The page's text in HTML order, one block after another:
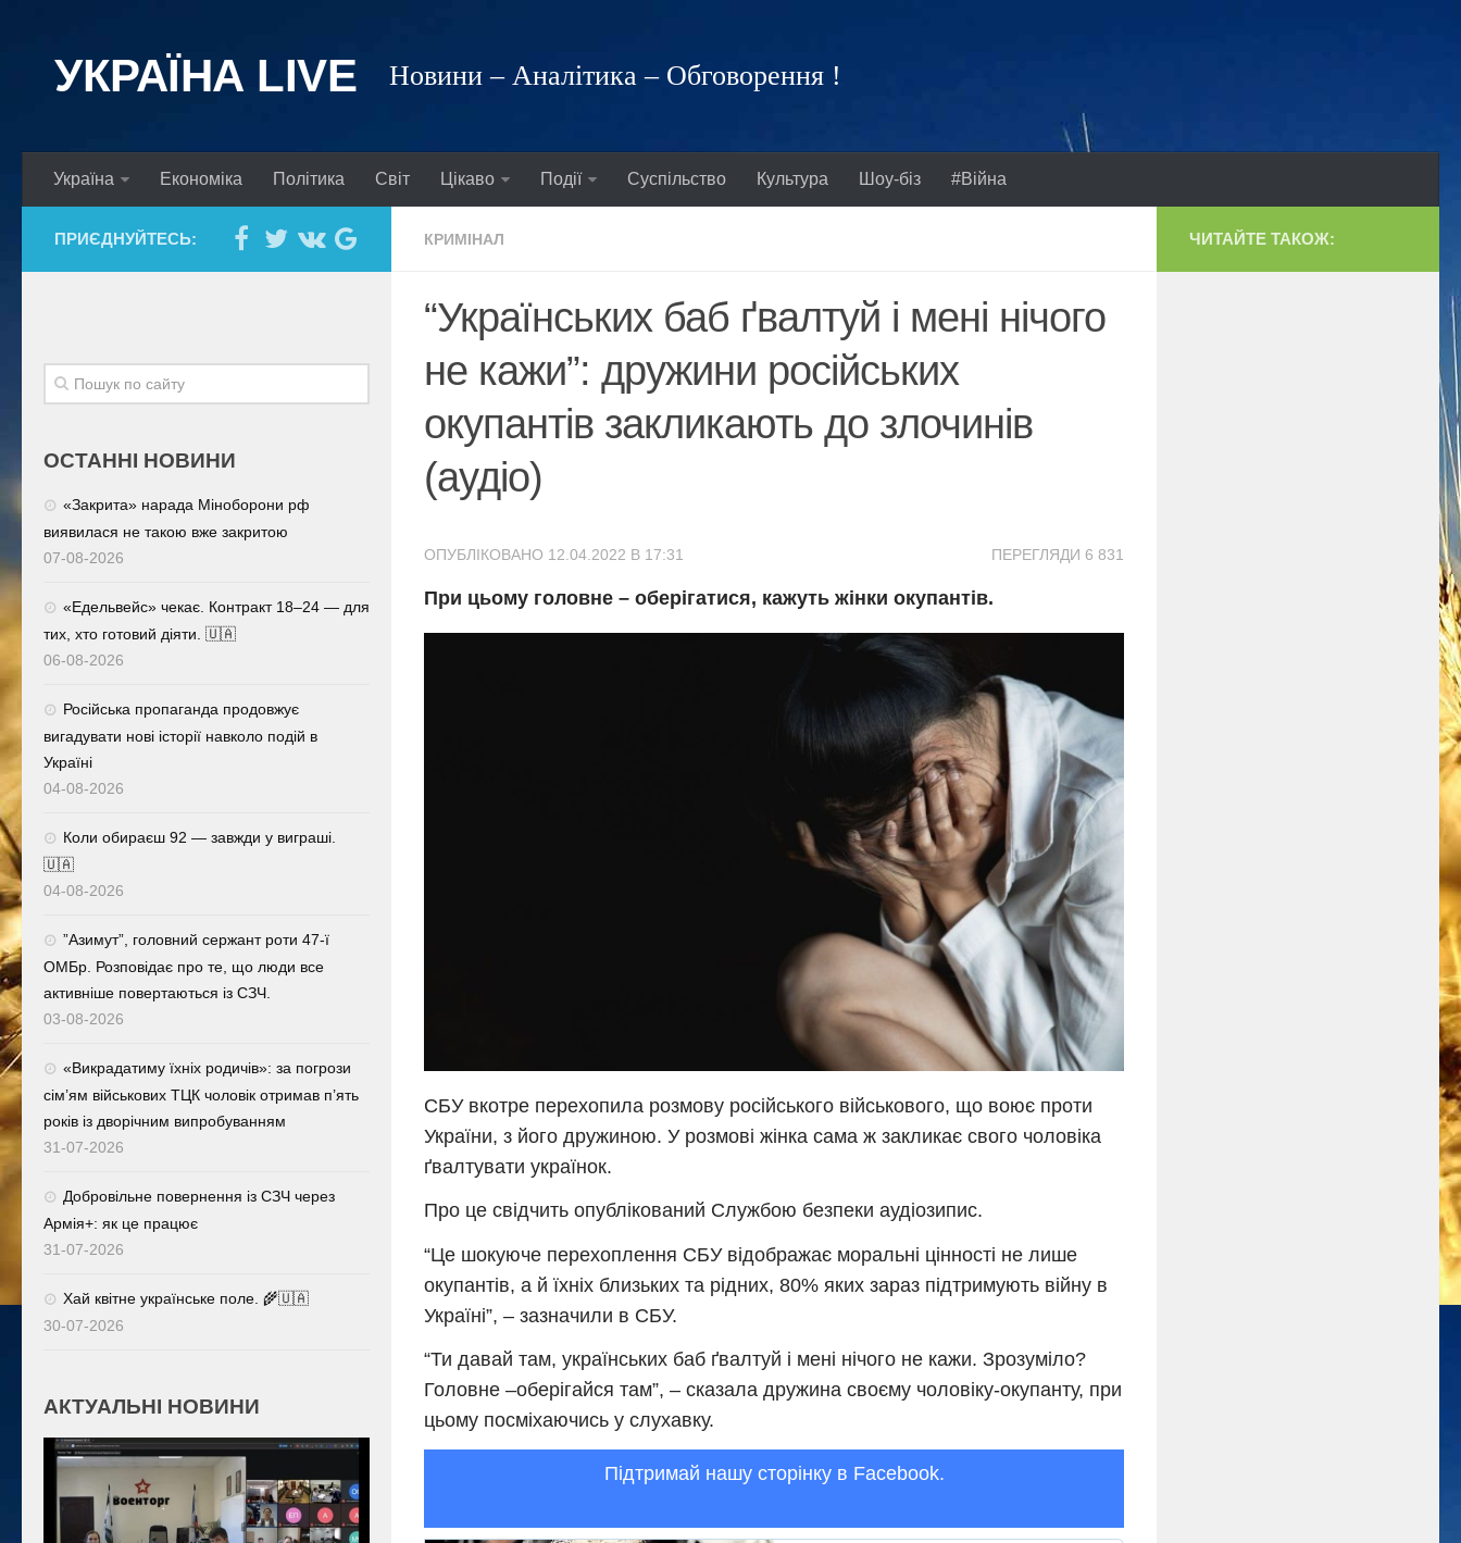
УКРАЇНА LIVE Новини – Аналітика – Обговорення !
Україна Економіка Політика Світ Цікаво Події Суспільство Культура Шоу-біз #Війна
КРИМІНАЛ
“Українських баб ґвалтуй і мені нічого
не кажи”: дружини російських
окупантів закликають до злочинів
(аудіо)
ПЕРЕГЛЯДИ 6 831
ОПУБЛІКОВАНО 12.04.2022 В 17:31
При цьому головне – оберігатися, кажуть жінки окупантів.
СБУ вкотре перехопила розмову російського військового, що воює проти
України, з його дружиною. У розмові жінка сама ж закликає свого чоловіка
ґвалтувати українок.
Про це свідчить опублікований Службою безпеки аудіозипис.
“Це шокуюче перехоплення СБУ відображає моральні цінності не лише
окупантів, а й їхніх близьких та рідних, 80% яких зараз підтримують війну в
Україні”, – зазначили в СБУ.
“Ти давай там, українських баб ґвалтуй і мені нічого не кажи. Зрозуміло?
Головне –оберігайся там”, – сказала дружина своєму чоловіку-окупанту, при
цьому посміхаючись у слухавку.
Підтримай нашу сторінку в Facebook.
ПРИЄДНУЙТЕСЬ:
ОСТАННІ НОВИНИ
«Закрита» нарада Міноборони рф
виявилася не такою вже закритою
07-08-2026
«Едельвейс» чекає. Контракт 18–24 — для
тих, хто готовий діяти. 🇺🇦
06-08-2026
Російська пропаганда продовжує
вигадувати нові історії навколо подій в
Україні
04-08-2026
Коли обираєш 92 — завжди у виграші.
🇺🇦
04-08-2026
⁨”Азимут”, головний сержант роти 47-ї
ОМБр. Розповідає про те, що люди все
активніше повертаються із СЗЧ.
03-08-2026
«Викрадатиму їхніх родичів»: за погрози
сім’ям військових ТЦК чоловік отримав п’ять
років із дворічним випробуванням
31-07-2026
Добровільне повернення із СЗЧ через
Армія+: як це працює
31-07-2026
Хай квітне українське поле. 🌾🇺🇦
30-07-2026
АКТУАЛЬНІ НОВИНИ
ЧИТАЙТЕ ТАКОЖ: